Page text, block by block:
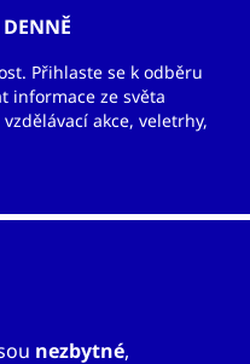
DENNĚ
Přihlaste se k odběru
informace ze světa
akce, veletrhy,
nezbytné,